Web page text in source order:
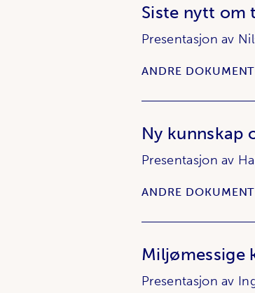
Siste nytt om
Presentasjon av
ANDRE
Ny kunnskap
Presentasjon av
ANDRE
Miljømessige
Presentasjon av